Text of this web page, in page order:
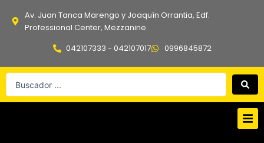
Av. Juan Tanca Marengo y Joaquín Orrantia, Edf.
Professional Center, Mezzanine.
042107333 - 042107017
0996845872
Search